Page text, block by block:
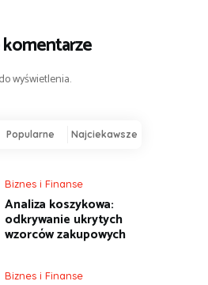
wyświetlenia.
Popularne Najciekawsze
Biznes i Finanse
Analiza koszykowa:
odkrywanie ukrytych
wzorców zakupowych
Biznes i Finanse